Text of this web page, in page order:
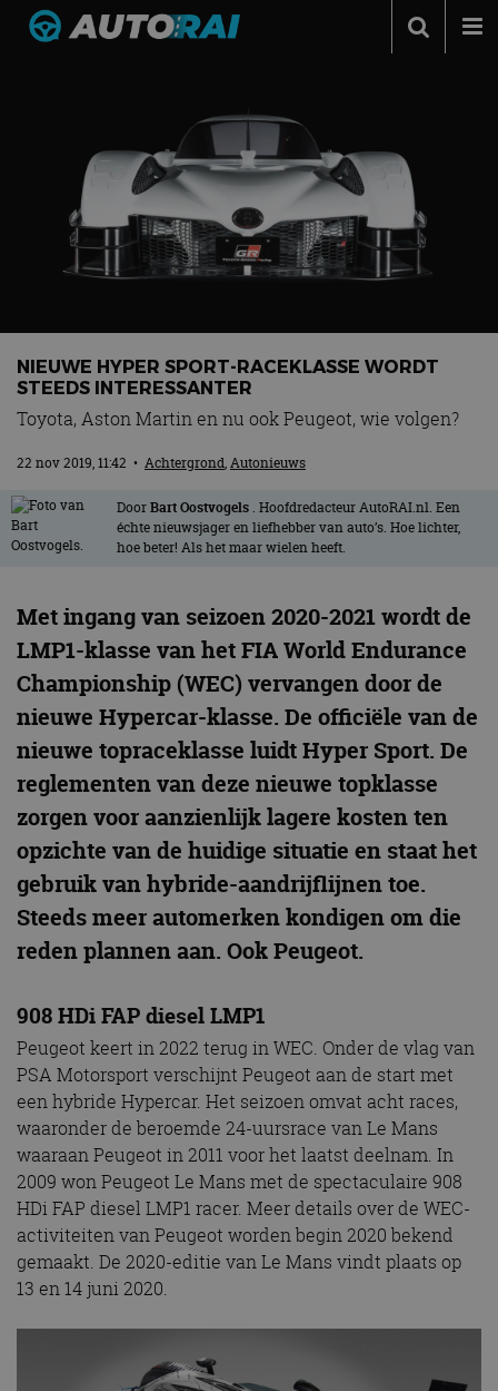
Autotests
Automerken
Adverteren
Contact
MotorRAI.nl
NIEUWE HYPER SPORT-RACEKLASSE WORDT
STEEDS INTERESSANTER
Toyota, Aston Martin en nu ook Peugeot, wie volgen?
22 nov 2019, 11:42 • Achtergrond,Autonieuws
DoorBart Oostvogels . Hoofdredacteur AutoRAI.nl. Een
échte nieuwsjager en liefhebber van auto’s. Hoe lichter,
hoe beter! Als het maar wielen heeft.
Met ingang van seizoen 2020-2021 wordt de
LMP1-klasse van het FIA World Endurance
Championship (WEC) vervangen door de
nieuwe Hypercar-klasse. De officiële van de
nieuwe topraceklasse luidt Hyper Sport. De
reglementen van deze nieuwe topklasse
zorgen voor aanzienlijk lagere kosten ten
opzichte van de huidige situatie en staat het
gebruik van hybride-aandrijflijnen toe.
Steeds meer automerken kondigen om die
reden plannen aan. Ook Peugeot.
908 HDi FAP diesel LMP1
Peugeot keert in 2022 terug in WEC. Onder de vlag van
PSA Motorsport verschijnt Peugeot aan de start met
een hybride Hypercar. Het seizoen omvat acht races,
waaronder de beroemde 24-uursrace van Le Mans
waaraan Peugeot in 2011 voor het laatst deelnam. In
2009 won Peugeot Le Mans met de spectaculaire 908
HDi FAP diesel LMP1 racer. Meer details over de WEC-
activiteiten van Peugeot worden begin 2020 bekend
gemaakt. De 2020-editie van Le Mans vindt plaats op
13 en 14 juni 2020.